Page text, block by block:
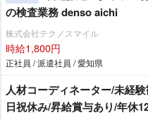
の検査業務 denso aichi
株式会社テクノスマイル
時給1,800円
正社員 / 派遣社員 / 愛知県
人材コーディネーター/未経
日祝休み/昇給賞与あり/年休